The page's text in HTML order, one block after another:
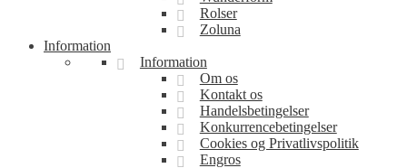
Rolser
Zoluna
Information
Information
Om os
Kontakt os
Handelsbetingelser
Konkurrencebetingelser
Cookies og Privatlivspolitik
Engros